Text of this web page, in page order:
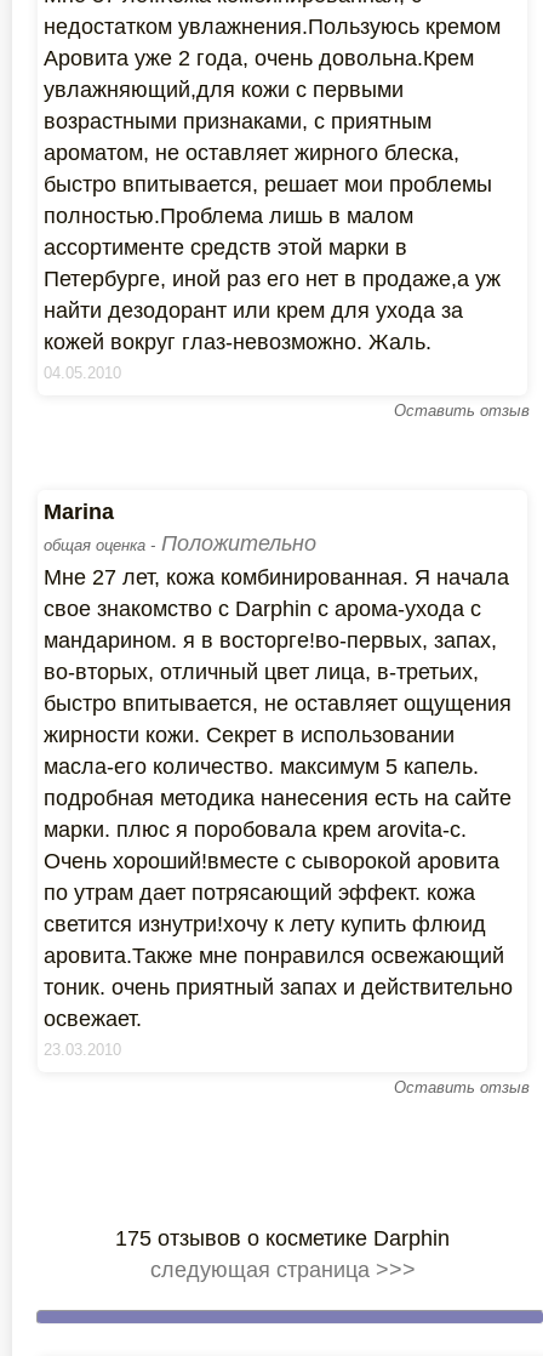
недостатком увлажнения.Пользуюсь кремом
Аровита уже 2 года, очень довольна.Крем
увлажняющий,для кожи с первыми
возрастными признаками, с приятным
ароматом, не оставляет жирного блеска,
быстро впитывается, решает мои проблемы
полностью.Проблема лишь в малом
ассортименте средств этой марки в
Петербурге, иной раз его нет в продаже,а уж
найти дезодорант или крем для ухода за
кожей вокруг глаз-невозможно. Жаль.
04.05.2010
Оставить отзыв
Marina
общая оценка - Положительно
Мне 27 лет, кожа комбинированная. Я начала
свое знакомство с Darphin с арома-ухода с
мандарином. я в восторге!во-первых, запах,
во-вторых, отличный цвет лица, в-третьих,
быстро впитывается, не оставляет ощущения
жирности кожи. Секрет в использовании
масла-его количество. максимум 5 капель.
подробная методика нанесения есть на сайте
марки. плюс я поробовала крем arovita-c.
Очень хороший!вместе с сыворокой аровита
по утрам дает потрясающий эффект. кожа
светится изнутри!хочу к лету купить флюид
аровита.Также мне понравился освежающий
тоник. очень приятный запах и действительно
освежает.
23.03.2010
Оставить отзыв
175 отзывов о косметике Darphin
следующая страница >>>